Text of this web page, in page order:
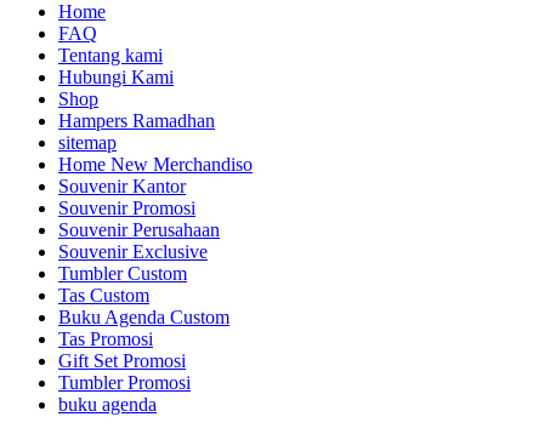
Home
FAQ
Tentang kami
Hubungi Kami
Shop
Hampers Ramadhan
sitemap
Home New Merchandiso
Souvenir Kantor
Souvenir Promosi
Souvenir Perusahaan
Souvenir Exclusive
Tumbler Custom
Tas Custom
Buku Agenda Custom
Tas Promosi
Gift Set Promosi
Tumbler Promosi
buku agenda